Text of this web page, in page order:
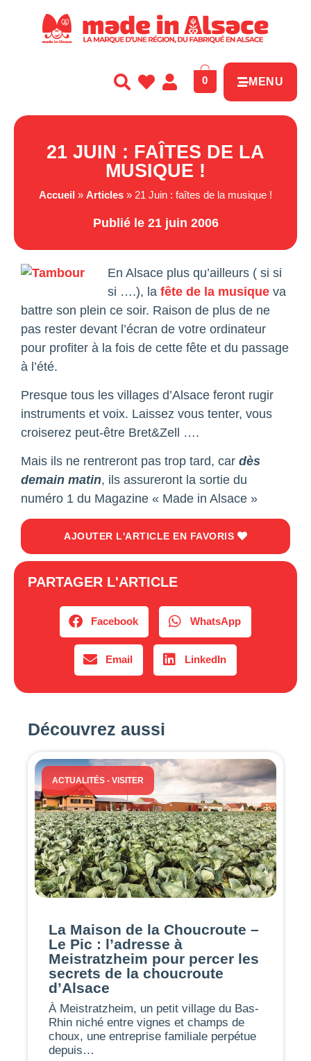
0 MENU
21 JUIN : FAÎTES DE LA
MUSIQUE !
Accueil » Articles » 21 Juin : faîtes de la musique !
Publié le 21 juin 2006
En Alsace plus qu’ailleurs ( si si
si ….), la fête de la musique va
battre son plein ce soir. Raison de plus de ne
pas rester devant l’écran de votre ordinateur
pour profiter à la fois de cette fête et du passage
à l’été.
Presque tous les villages d’Alsace feront rugir
instruments et voix. Laissez vous tenter, vous
croiserez peut-être Bret&Zell ….
Mais ils ne rentreront pas trop tard, car dès
demain matin, ils assureront la sortie du
numéro 1 du Magazine « Made in Alsace »
AJOUTER L'ARTICLE EN FAVORIS
PARTAGER L'ARTICLE
Facebook WhatsApp
Email LinkedIn
Découvrez aussi
ACTUALITÉS - VISITER
La Maison de la Choucroute –
Le Pic : l’adresse à
Meistratzheim pour percer les
secrets de la choucroute
d’Alsace
À Meistratzheim, un petit village du Bas-
Rhin niché entre vignes et champs de
choux, une entreprise familiale perpétue
depuis…